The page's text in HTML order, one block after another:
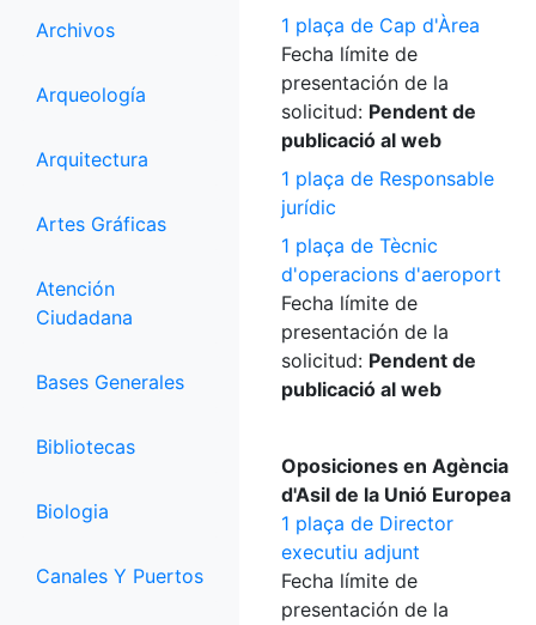
Archivos
Arqueología
Arquitectura
Artes Gráficas
Atención
Ciudadana
Bases Generales
Bibliotecas
Biologia
Canales Y Puertos
1 plaça de Cap d'Àrea
Fecha límite de
presentación de la
solicitud: Pendent de
publicació al web
1 plaça de Responsable
jurídic
1 plaça de Tècnic
d'operacions d'aeroport
Fecha límite de
presentación de la
solicitud: Pendent de
publicació al web
Oposiciones en Agència
d'Asil de la Unió Europea
1 plaça de Director
executiu adjunt
Fecha límite de
presentación de la